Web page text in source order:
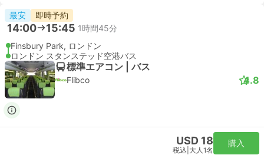
即時予約
18:35 19:28 53分
リバプールストリート駅, ロンドン
London Stansted Airport
スタンダード | 列車
Stansted Express
USD 32
税込 大人1名
購入